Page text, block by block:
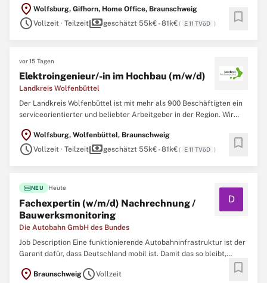
Soziales, Bauen und Umwelt, Öffentliche Sicherheit und Ordnung
sowie Gesundheit und Bildung wahr, um das Zusammenleben ...
location_on Wolfsburg, Gifhorn, Home Office, Braunschweig
scheduleVollzeit · Teilzeitpaymentsgeschätzt 55k€ - 81k€( E 11 TVöD ) bookmark
vor 15 Tagen
Elektroingenieur/-in im Hochbau (m/w/d)
Landkreis Wolfenbüttel
Der Landkreis Wolfenbüttel ist mit mehr als 900 Beschäftigten ein
serviceorientierter und beliebter Arbeitgeber in der Region. Wir
besonders auf die Fahne geschrieben. Im Landkreis Wolfenbüttel
arbeiten und wirken alle Einwohner*innen miteinander ...
location_on Wolfsburg, Wolfenbüttel, Braunschweig
scheduleVollzeit · Teilzeitpaymentsgeschätzt 55k€ - 81k€( E 11 TVöD ) bookmark
fiber_newNEU Heute
Fachexpertin (w/m/d) Nachrechnung /
Bauwerksmonitoring
Die Autobahn GmbH des Bundes
D
Job Description Eine funktionierende Autobahninfrastruktur ist der
Garant dafür, dass Deutschland mobil ist. Damit das so bleibt,
Tausende Brücken, hunderte Tunnel und unzählige Nebenanlagen
location_on BraunschweigscheduleVollzeit bookmark